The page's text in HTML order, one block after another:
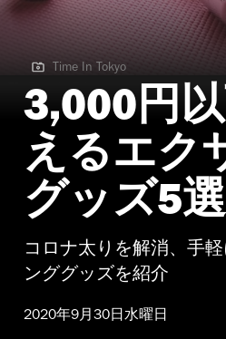
Time In Tokyo
Time In Tokyo
3,000円
えるエク
グッズ5選
コロナ太りを解消、手
ンググッズを紹介
2020年9月30日水曜日